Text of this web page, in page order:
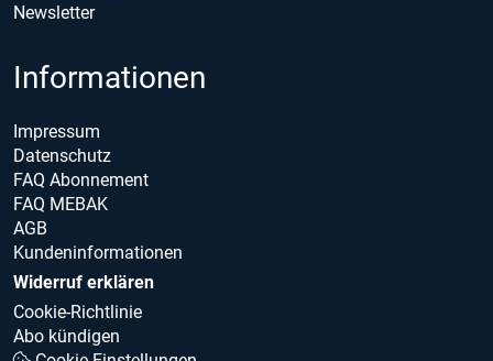
Newsletter
Informationen
Impressum
Datenschutz
FAQ Abonnement
FAQ MEBAK
AGB
Kundeninformationen
Widerruf erklären
Cookie-Richtlinie
Abo kündigen